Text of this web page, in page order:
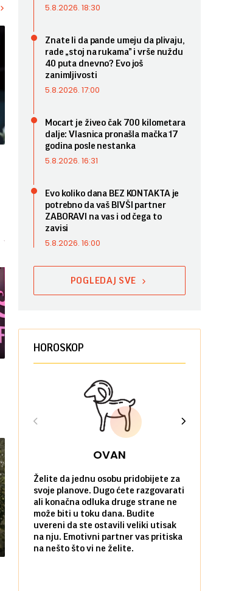
5.8.2026. 18:30
Znate li da pande umeju da plivaju,
rade „stoj na rukama” i vrše nuždu
40 puta dnevno? Evo još
zanimljivosti
5.8.2026. 17:00
Mocart je živeo čak 700 kilometara
dalje: Vlasnica pronašla mačka 17
godina posle nestanka
5.8.2026. 16:31
Evo koliko dana BEZ KONTAKTA je
potrebno da vaš BIVŠI partner
ZABORAVI na vas i od čega to
zavisi
5.8.2026. 16:00
POGLEDAJ SVE
HOROSKOP
OVAN
Želite da jednu osobu pridobijete za
svoje planove. Dugo ćete razgovarati
ali konačna odluka druge strane ne
može biti u toku dana. Budite
uvereni da ste ostavili veliki utisak
na nju. Emotivni partner vas pritiska
na nešto što vi ne želite.